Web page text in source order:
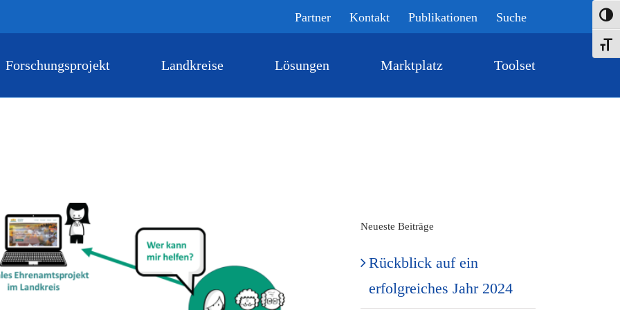
Partner Kontakt Publikationen Suche
Forschungsprojekt Landkreise Lösungen Marktplatz Toolset
Neueste Beiträge
Rückblick auf ein
erfolgreiches Jahr 2024